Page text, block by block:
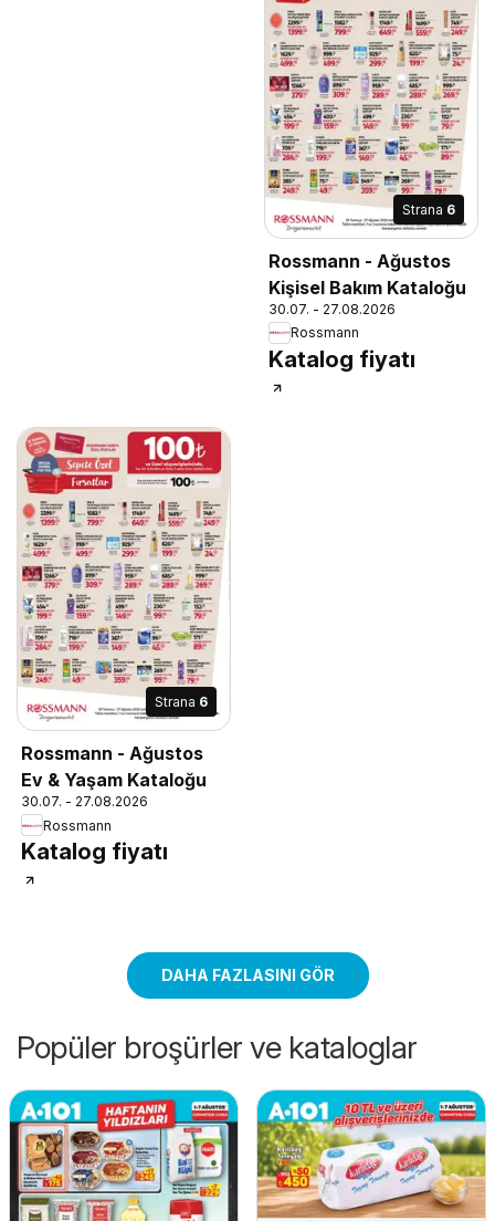
Strana 6
Rossmann - Ağustos
Kişisel Bakım Kataloğu
30.07. - 27.08.2026
Rossmann
Katalog fiyatı
Strana 6
Rossmann - Ağustos
Ev & Yaşam Kataloğu
30.07. - 27.08.2026
Rossmann
Katalog fiyatı
DAHA FAZLASINI GÖR
Popüler broşürler ve kataloglar